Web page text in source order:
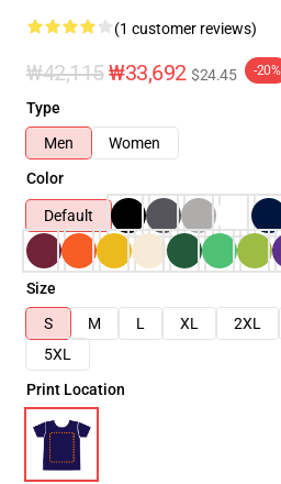
(1 customer reviews)
₩42,115₩33,692 $24.45 -20%
Type
Men
Women
Color
Default
Size
S
M L XL 2XL
5XL
Print Location